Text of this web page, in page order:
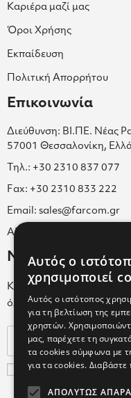
Καριέρα μαζί μας
Όροι Χρήσης
Εκπαίδευση
Πολιτική Απορρήτου
Επικοινωνία
Διεύθυνση: ΒΙ.ΠΕ. Νέας
57001 Θεσσαλονίκη,
Τηλ.: +30 2310 837 077
Fax: +30 2310 833 222
Email: sales@farcom.gr
ΑΡ.Γ.Ε.ΜΗ. 038365205000
Newsletter
Κάνε εγγραφή στο
όλα τα νέα μας και τα
Συμφωνώ με τους
Δεδομένων
Αυτός ο
χρησιμοποιεί
Αυτός ο ιστότοπος
για τη βελτίωση της
χρηστών.
μας, παρέχετε τη
τα cookies σύμφωνα με
για τα cookies. Διαβάστε
ΑΠΟΛΎΤΩΣ